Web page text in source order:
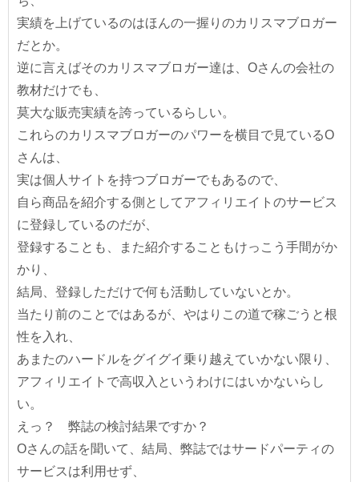
実績を上げているのはほんの一握りのカリスマブロガー
だとか。
逆に言えばそのカリスマブロガー達は、Oさんの会社の
教材だけでも、
莫大な販売実績を誇っているらしい。
これらのカリスマブロガーのパワーを横目で見ているO
さんは、
実は個人サイトを持つブロガーでもあるので、
自ら商品を紹介する側としてアフィリエイトのサービス
に登録しているのだが、
登録することも、また紹介することもけっこう手間がか
かり、
結局、登録しただけで何も活動していないとか。
当たり前のことではあるが、やはりこの道で稼ごうと根
性を入れ、
あまたのハードルをグイグイ乗り越えていかない限り、
アフィリエイトで高収入というわけにはいかないらし
い。
えっ？ 弊誌の検討結果ですか？
Oさんの話を聞いて、結局、弊誌ではサードパーティの
サービスは利用せず、